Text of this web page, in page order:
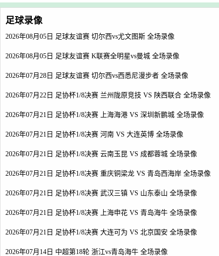
足球录像
2026年08月05日 足球友谊赛 切尔西vs尤文图斯 全场录像
2026年08月05日 足球友谊赛 K联赛全明星vs曼城 全场录像
2026年07月28日 足球友谊赛 切尔西vs西悉尼漫步者 全场录像
2026年07月22日 足协杯1/8决赛 兰州陇原竞技 VS 陕西联合 全场录像
2026年07月21日 足协杯1/8决赛 上海海港 VS 深圳新鹏城 全场录像
2026年07月21日 足协杯1/8决赛 河南 VS 大连英博 全场录像
2026年07月21日 足协杯1/8决赛 云南玉昆 VS 成都蓉城 全场录像
2026年07月21日 足协杯1/8决赛 重庆铜梁龙 VS 青岛西海岸 全场录像
2026年07月21日 足协杯1/8决赛 武汉三镇 VS 山东泰山 全场录像
2026年07月21日 足协杯1/8决赛 上海申花 VS 青岛海牛 全场录像
2026年07月21日 足协杯1/8决赛 大连可为 VS 北京国安 全场录像
2026年07月14日 中超第18轮 浙江vs青岛海牛 全场录像